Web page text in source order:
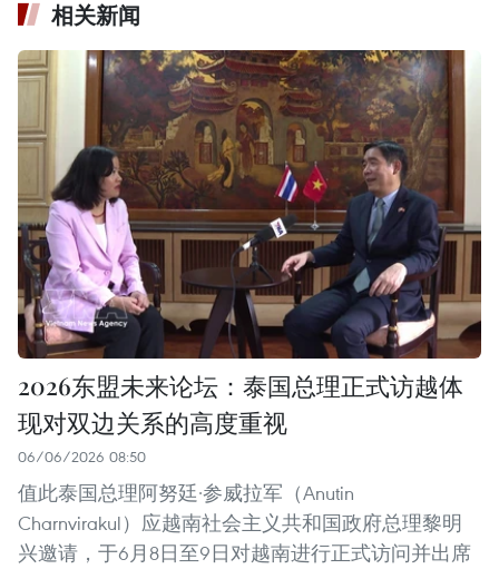
相关新闻
2026东盟未来论坛：泰国总理正式访越体
现对双边关系的高度重视
06/06/2026 08:50
值此泰国总理阿努廷·参威拉军（Anutin
Charnvirakul）应越南社会主义共和国政府总理黎明
兴邀请，于6月8日至9日对越南进行正式访问并出席